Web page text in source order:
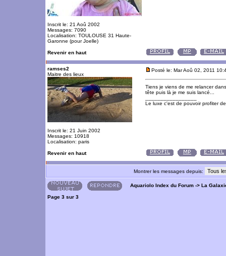
Inscrit le: 21 Aoû 2002
Messages: 7090
Localisation: TOULOUSE 31 Haute-
Garonne (pour Joelle)
Revenir en haut
ramses2
Maitre des lieux
Inscrit le: 21 Juin 2002
Messages: 10918
Localisation: paris
Posté le: Mar Aoû 02, 2011
Tiens je viens de me relancer
tête puis là je me suis lancé...
Le luxe c'est de pouvoir profiter
Revenir en haut
Montrer les messages depuis:
Aquariolo Index du Forum -> La
Page 3 sur 3